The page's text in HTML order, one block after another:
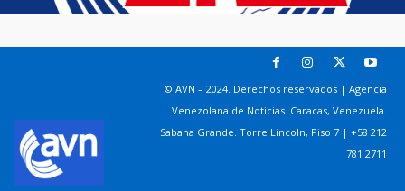
© AVN – 2024. Derechos reservados | Agencia
Venezolana de Noticias. Caracas, Venezuela.
Sabana Grande. Torre Lincoln, Piso 7 | +58 212
781 2711